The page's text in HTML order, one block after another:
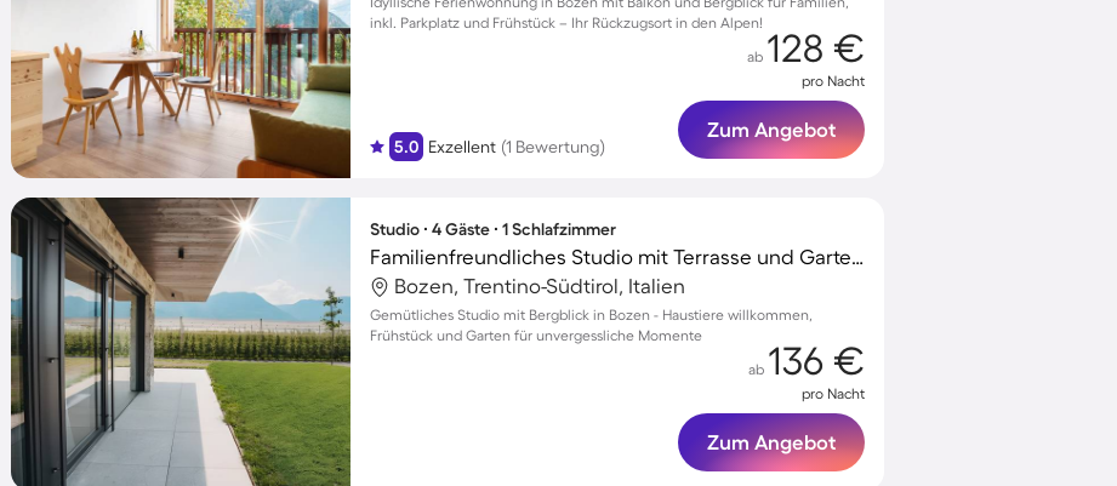
inkl. Parkplatz und Frühstück – Ihr Rückzugsort in den Alpen!
5.0 Exzellent (1 Bewertung)
ab 128 €
pro Nacht
Zum Angebot
Studio ∙ 4 Gäste ∙ 1 Schlafzimmer
Familienfreundliches Studio mit Terrasse und Garten | Bergblick | Hunde erlaubt
Bozen, Trentino-Südtirol, Italien
Gemütliches Studio mit Bergblick in Bozen - Haustiere willkommen,
Frühstück und Garten für unvergessliche Momente
ab 136 €
pro Nacht
Zum Angebot